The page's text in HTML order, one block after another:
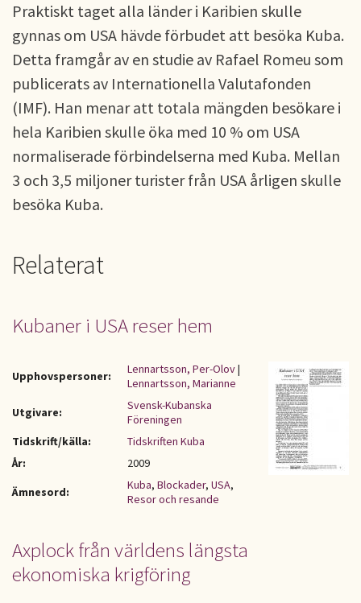
Praktiskt taget alla länder i Karibien skulle
gynnas om USA hävde förbudet att besöka Kuba.
Detta framgår av en studie av Rafael Romeu som
publicerats av Internationella Valutafonden
(IMF). Han menar att totala mängden besökare i
hela Karibien skulle öka med 10 % om USA
normaliserade förbindelserna med Kuba. Mellan
3 och 3,5 miljoner turister från USA årligen skulle
besöka Kuba.
Relaterat
Kubaner i USA reser hem
Upphovspersoner: Lennartsson, Per-Olov|
Lennartsson, Marianne
Utgivare:
Svensk-Kubanska
Föreningen
Tidskrift/källa:
Tidskriften Kuba
År:
2009
Ämnesord:
Kuba, Blockader, USA,
Resor och resande
Axplock från världens längsta
ekonomiska krigföring